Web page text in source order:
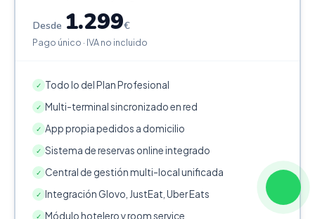
Desde 1.299€
Pago único · IVA no incluido
✓ Todo lo del Plan Profesional
✓ Multi-terminal sincronizado en red
✓ App propia pedidos a domicilio
✓ Sistema de reservas online integrado
✓ Central de gestión multi-local unificada
✓ Integración Glovo, JustEat, Uber Eats
✓ Módulo hotelero y room service